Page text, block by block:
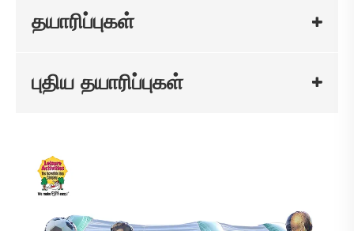
தயாரிப்புகள்
புதிய தயாரிப்புகள்